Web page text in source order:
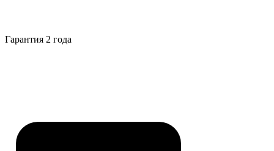
Гарантия 2 года